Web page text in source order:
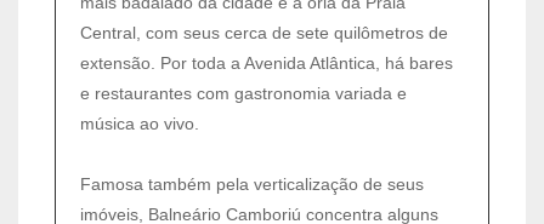
Central, com seus cerca de sete quilômetros de
extensão. Por toda a Avenida Atlântica, há bares
e restaurantes com gastronomia variada e
música ao vivo.
Famosa também pela verticalização de seus
imóveis, Balneário Camboriú concentra alguns